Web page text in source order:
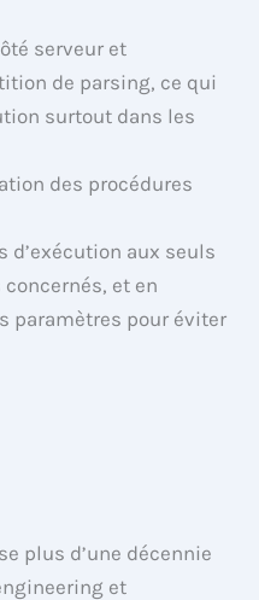
serveur et
de parsing, ce qui
surtout dans les
des procédures
aux seuls
et en
paramètres pour éviter
plus d’une décennie
et